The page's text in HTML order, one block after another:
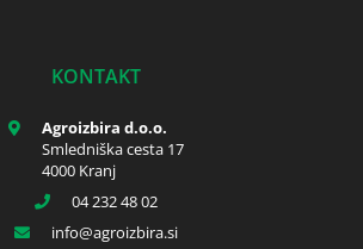
KONTAKT
Agroizbira d.o.o.
Smledniška cesta 17
4000 Kranj
04 232 48 02
info
agroizbira.si